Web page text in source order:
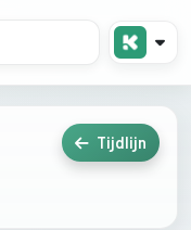
Tijdlijn